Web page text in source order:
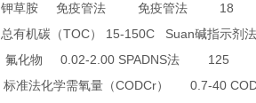
钾草胺 免疫管法 免疫管法 18
总有机碳（TOC） 15-150C Suan碱指示剂法
氟化物 0.02-2.00 SPADNS法 125
标准法化学需氧量（CODCr） 0.7-40